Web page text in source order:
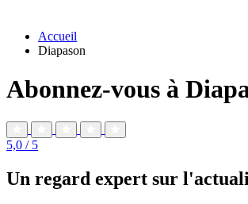
Accueil
Diapason
Abonnez-vous à
5,0 / 5
Un regard expert sur